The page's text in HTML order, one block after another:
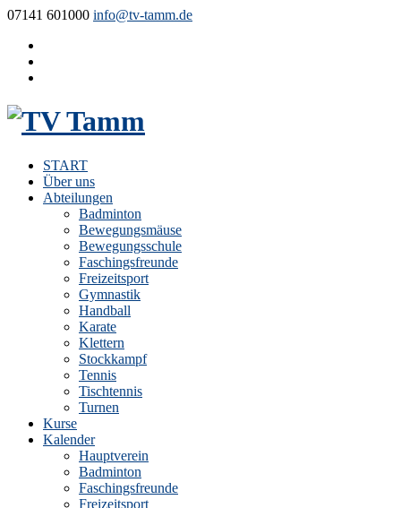
07141 601000 info@tv-tamm.de
START
Über uns
Abteilungen
Badminton
Bewegungsmäuse
Bewegungsschule
Faschingsfreunde
Freizeitsport
Gymnastik
Handball
Karate
Klettern
Stockkampf
Tennis
Tischtennis
Turnen
Kurse
Kalender
Hauptverein
Badminton
Faschingsfreunde
Freizeitsport